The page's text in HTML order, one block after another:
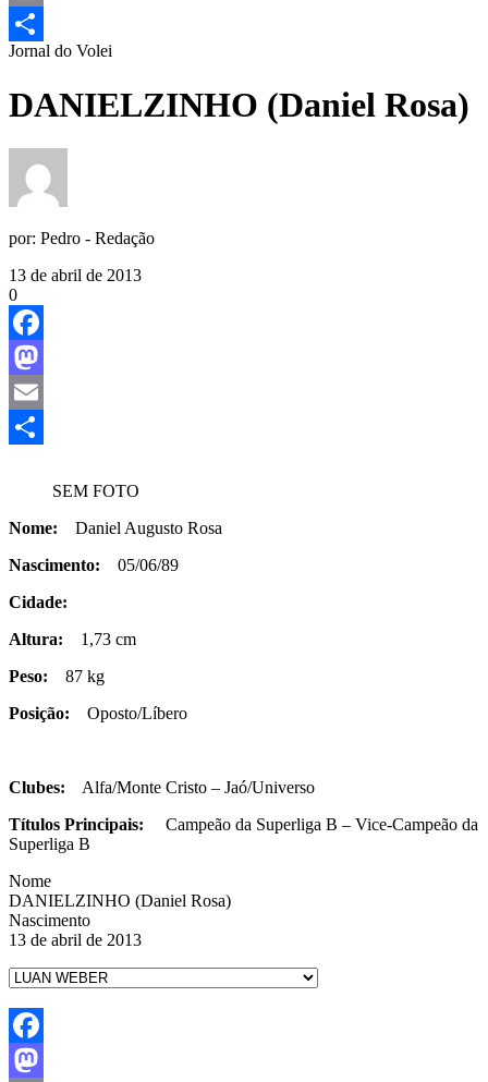
Email
Share
Jornal do Volei
DANIELZINHO (Daniel Rosa)
por: Pedro - Redação
13 de abril de 2013
0
Facebook
Mastodon
Email
SEM FOTO
Nome: Daniel Augusto Rosa
Nascimento: 05/06/89
Cidade:
Altura: 1,73 cm
Peso: 87 kg
Posição: Oposto/Líbero
Clubes: Alfa/Monte Cristo – Jaó/Universo
Títulos Principais: Campeão da Superliga B – Vice-Campeão da
Superliga B
Nome
DANIELZINHO (Daniel Rosa)
Nascimento
13 de abril de 2013
Facebook